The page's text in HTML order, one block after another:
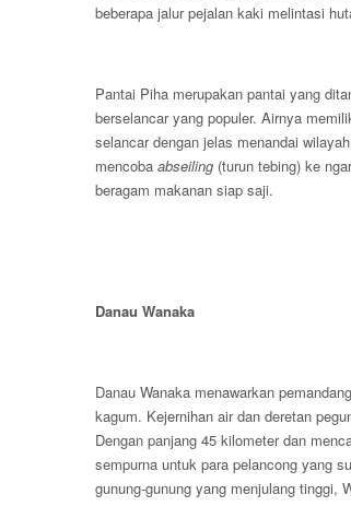
beberapa jalur pejalan kaki melintasi
Pantai Piha merupakan pantai yang
berselancar yang populer. Airnya
selancar dengan jelas menandai
mencoba abseiling (turun tebing) ke
beragam makanan siap saji.
Danau Wanaka
Danau Wanaka menawarkan
kagum. Kejernihan air dan deretan
Dengan panjang 45 kilometer dan
sempurna untuk para pelancong yang
gunung-gunung yang menjulang tinggi,